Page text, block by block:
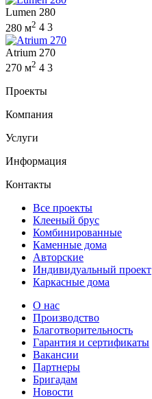
Lumen 280
280 м2 4 3
Atrium 270
270 м2 4 3
Проекты
Компания
Услуги
Информация
Контакты
Все проекты
Клееный брус
Комбинированные
Каменные дома
Авторские
Индивидуальный проект
Каркасные дома
О нас
Производство
Благотворительность
Гарантия и сертификаты
Вакансии
Партнеры
Бригадам
Новости